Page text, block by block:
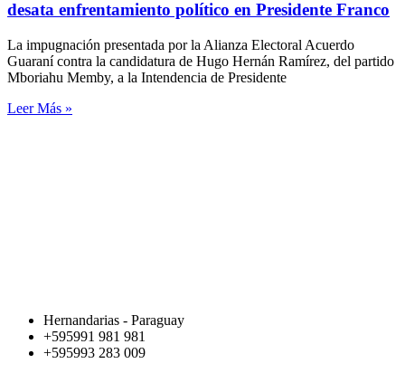
desata enfrentamiento político en Presidente Franco
La impugnación presentada por la Alianza Electoral Acuerdo
Guaraní contra la candidatura de Hugo Hernán Ramírez, del partido
Mboriahu Memby, a la Intendencia de Presidente
Leer Más »
Hernandarias - Paraguay
+595991 981 981
+595993 283 009